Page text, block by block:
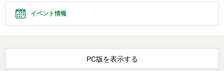
イベント情報
PC版を表示する